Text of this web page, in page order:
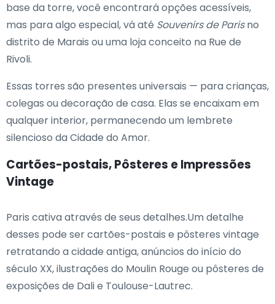
base da torre, você encontrará opções acessíveis,
mas para algo especial, vá até Souvenirs de Parisno
distrito de Marais ou uma loja conceito na Rue de
Rivoli.
Essas torres são presentes universais — para crianças,
colegas ou decoração de casa. Elas se encaixam em
qualquer interior, permanecendo um lembrete
silencioso da Cidade do Amor.
Cartões-postais, Pôsteres e Impressões
Vintage
Paris cativa através de seus detalhes.Um detalhe
desses pode ser cartões-postais e pôsteres vintage
retratando a cidade antiga, anúncios do início do
século XX, ilustrações do Moulin Rouge ou pôsteres de
exposições de Dali e Toulouse-Lautrec.